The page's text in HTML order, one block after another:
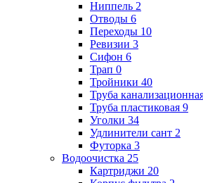
Ниппель 2
Отводы 6
Переходы 10
Ревизии 3
Сифон 6
Трап 0
Тройники 40
Труба
Труба пластиковая 9
Уголки 34
Удлинители сант 2
Футорка 3
Водоочистка 25
Картриджи 20